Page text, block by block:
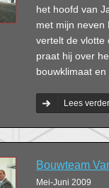
het hoofd van
met mijn neven
vertelt de vlotte
praat hij over
bouwklimaat
Lees verder
Bouwteam
Mei-Juni 2009